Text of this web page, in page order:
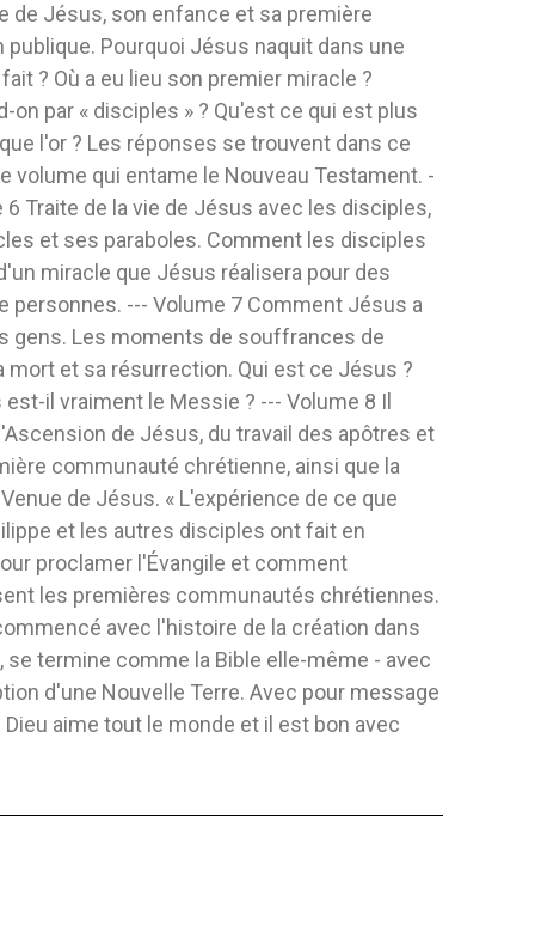
AL CARRITO
nos conducen a la presencia de Dios
y nos...
11,80 $
AGREGAR AL CARRITO
de Jésus, son enfance et sa première
publique. Pourquoi Jésus naquit dans une
? Où a eu lieu son premier miracle ?
on par « disciples » ? Qu'est ce qui est plus
l'or ? Les réponses se trouvent dans ce
volume qui entame le Nouveau Testament. -
6 Traite de la vie de Jésus avec les disciples,
et ses paraboles. Comment les disciples
miracle que Jésus réalisera pour des
personnes. --- Volume 7 Comment Jésus a
gens. Les moments de souffrances de
mort et sa résurrection. Qui est ce Jésus ?
il vraiment le Messie ? --- Volume 8 Il
de Jésus, du travail des apôtres et
communauté chrétienne, ainsi que la
de Jésus. « L'expérience de ce que
et les autres disciples ont fait en
proclamer l'Évangile et comment
les premières communautés chrétiennes.
avec l'histoire de la création dans
se termine comme la Bible elle-même - avec
d'une Nouvelle Terre. Avec pour message
Dieu aime tout le monde et il est bon avec